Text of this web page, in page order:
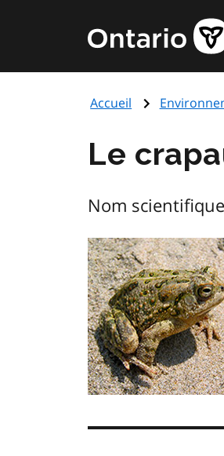
principal
Page
d'accueil
de
Accueil
Le
Nom